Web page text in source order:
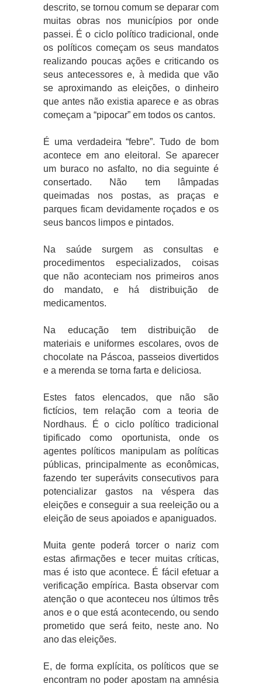
descrito, se tornou comum se deparar com
muitas obras nos municípios por onde
passei. É o ciclo político tradicional, onde
os políticos começam os seus mandatos
realizando poucas ações e criticando os
seus antecessores e, à medida que vão
se aproximando as eleições, o dinheiro
que antes não existia aparece e as obras
começam a “pipocar” em todos os cantos.
É uma verdadeira “febre”. Tudo de bom
acontece em ano eleitoral. Se aparecer
um buraco no asfalto, no dia seguinte é
consertado. Não tem lâmpadas
queimadas nos postas, as praças e
parques ficam devidamente roçados e os
seus bancos limpos e pintados.
Na saúde surgem as consultas e
procedimentos especializados, coisas
que não aconteciam nos primeiros anos
do mandato, e há distribuição de
medicamentos.
Na educação tem distribuição de
materiais e uniformes escolares, ovos de
chocolate na Páscoa, passeios divertidos
e a merenda se torna farta e deliciosa.
Estes fatos elencados, que não são
fictícios, tem relação com a teoria de
Nordhaus. É o ciclo político tradicional
tipificado como oportunista, onde os
agentes políticos manipulam as políticas
públicas, principalmente as econômicas,
fazendo ter superávits consecutivos para
potencializar gastos na véspera das
eleições e conseguir a sua reeleição ou a
eleição de seus apoiados e apaniguados.
Muita gente poderá torcer o nariz com
estas afirmações e tecer muitas críticas,
mas é isto que acontece. É fácil efetuar a
verificação empírica. Basta observar com
atenção o que aconteceu nos últimos três
anos e o que está acontecendo, ou sendo
prometido que será feito, neste ano. No
ano das eleições.
E, de forma explícita, os políticos que se
encontram no poder apostam na amnésia